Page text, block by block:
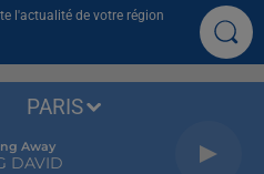
l'actualité de votre région
Away
DAVID
PARIS